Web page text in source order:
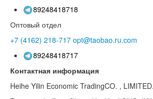
89248418718
Оптовый отдел
+7 (4162) 218-717 opt@taobao.ru.com
89248418717
Контактная информация
Heihe Yilin Economic TradingCO. , LIMITED.